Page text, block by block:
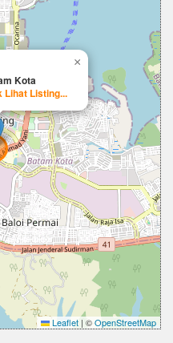
Kota
Lihat Listing...
×
Leaflet | ©OpenStreetMap